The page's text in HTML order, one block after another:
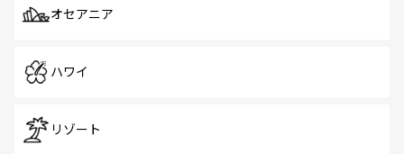
オセアニア
ハワイ
リゾート